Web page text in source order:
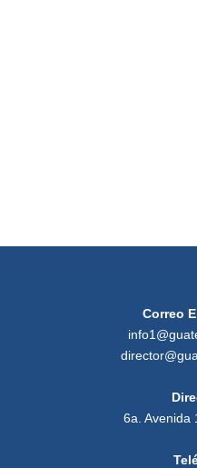
Correo
6a. Avenida